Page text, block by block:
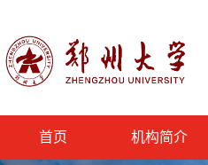
首页 机构简介